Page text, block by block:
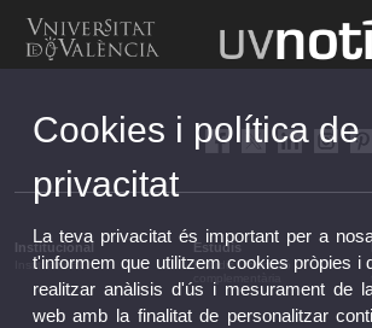
Institucional
Institucional
Estudis
Estudis i formació
Cookies i política de
privacitat
La teva privacitat és important per a
t'informem que utilitzem cookies pròpies i
realitzar anàlisis d'ús i mesurament de
web amb la finalitat de personalitzar